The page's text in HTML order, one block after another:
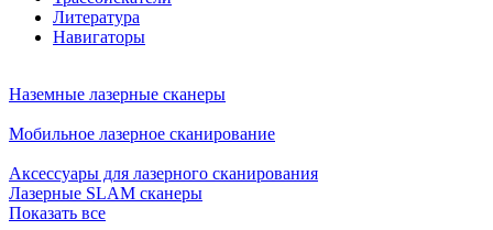
Литература
Навигаторы
Наземные лазерные сканеры
Мобильное лазерное сканирование
Аксессуары для лазерного сканирования
Лазерные SLAM сканеры
Показать все